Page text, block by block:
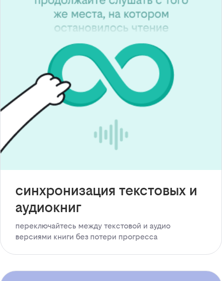
синхронизация текстовых и
аудиокниг
переключайтесь между текстовой и аудио
версиями книги без потери прогресса